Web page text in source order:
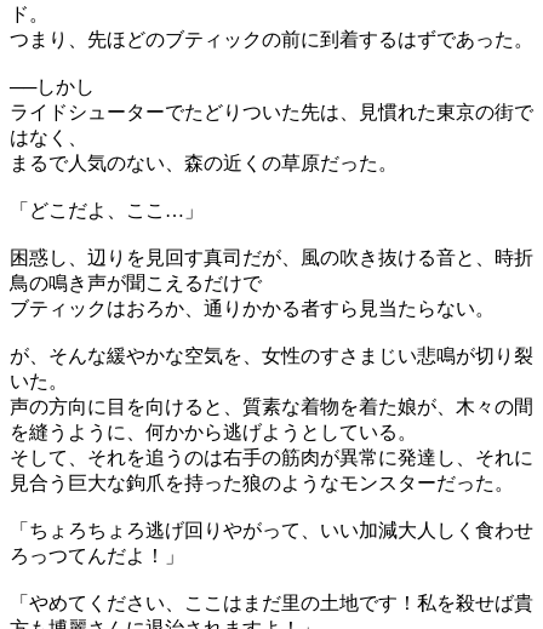
ド。
つまり、先ほどのブティックの前に到着するはずであった。
──しかし
ライドシューターでたどりついた先は、見慣れた東京の街で
はなく、
まるで人気のない、森の近くの草原だった。
「どこだよ、ここ…」
困惑し、辺りを見回す真司だが、風の吹き抜ける音と、時折
鳥の鳴き声が聞こえるだけで
ブティックはおろか、通りかかる者すら見当たらない。
が、そんな緩やかな空気を、女性のすさまじい悲鳴が切り裂
いた。
声の方向に目を向けると、質素な着物を着た娘が、木々の間
を縫うように、何かから逃げようとしている。
そして、それを追うのは右手の筋肉が異常に発達し、それに
見合う巨大な鉤爪を持った狼のようなモンスターだった。
「ちょろちょろ逃げ回りやがって、いい加減大人しく食わせ
ろっつてんだよ！」
「やめてください、ここはまだ里の土地です！私を殺せば貴